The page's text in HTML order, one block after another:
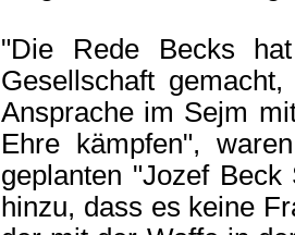
"Die Rede Becks
Gesellschaft
Ansprache im Sejm
Ehre kämpfen",
geplanten "Jozef
hinzu, dass es keine